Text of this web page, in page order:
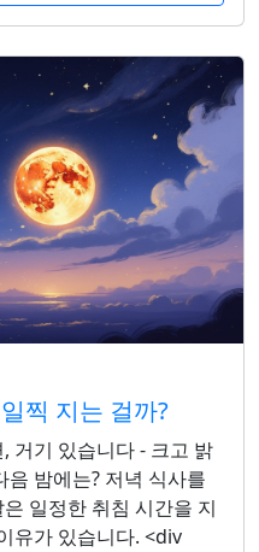
찍 지는 걸까?
거기 있습니다 - 크고 밝
밤에는? 저녁 식사를
일정한 취침 시간을 지
유가 있습니다. <div